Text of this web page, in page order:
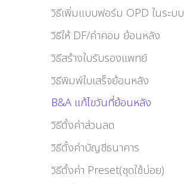
วิธีเพิ่มแบบฟอร์ม OPD ในระบบ
วิธีให้ DF/ค่าคอม ย้อนหลัง
วิธีสร้างใบรับรองแพทย์
วิธีพิมพ์ใบเสร็จย้อนหลัง
B&A แก้ไขวันที่ย้อนหลัง
วิธีตั้งค่าส่วนลด
วิธีตั้งค่าบัญชีธนาคาร
วิธีตั้งค่า Preset(ชุดใช้บ่อย)